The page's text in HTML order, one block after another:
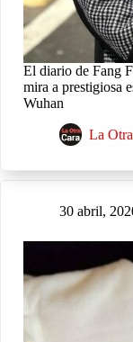
El diario de Fang
mira a prestigiosa
Wuhan
La
30 abril,